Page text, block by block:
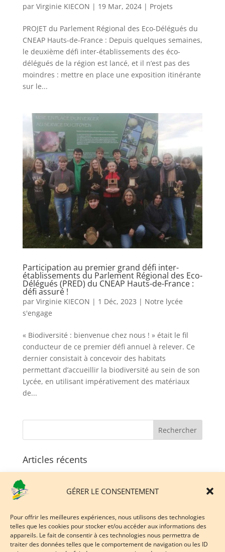
GÉRER LE CONSENTEMENT
Pour offrir les meilleures expériences, nous utilisons des technologies
telles que les cookies pour stocker et/ou accéder aux informations des
appareils. Le fait de consentir à ces technologies nous permettra de
traiter des données telles que le comportement de navigation ou les ID
par Virginie KIECON | 19 Mar, 2024| Projets
PROJET du Parlement Régional des Eco-Délégués du
CNEAP Hauts-de-France : Depuis quelques semaines,
le deuxième défi inter-établissements des éco-
délégués de la région est lancé, et il n’est pas des
moindres : mettre en place une exposition itinérante
sur le...
Participation au premier grand défi inter-
établissements du Parlement Régional des Eco-
Délégués (PRED) du CNEAP Hauts-de-France :
défi assuré !
par Virginie KIECON | 1 Déc, 2023 | Notre lycée
s'engage
« Biodiversité : bienvenue chez nous ! » était le fil
conducteur de ce premier défi annuel à relever. Ce
dernier consistait à concevoir des habitats
permettant d’accueillir la biodiversité au sein de son
Lycée, en utilisant impérativement des matériaux
de...
Articles récents
Un projet innovant soutenu par l’Europe et la Région
Hauts-de-France…
Lycée de Coulogne lors de notre 3ème Matinée
d’Orientation !
Découvrez notre filière STAV : Bac Sciences et